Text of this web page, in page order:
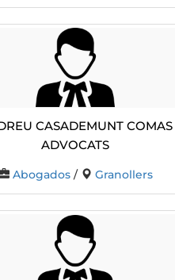
Casademunt Comas
Advocats
Abogados/ Granollers